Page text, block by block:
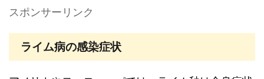
スポンサーリンク
ライム病の感染症状